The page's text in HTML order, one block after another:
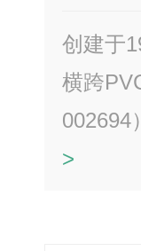
创建于
横跨
002694
>